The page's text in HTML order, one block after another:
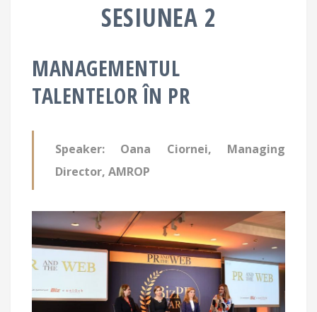
SESIUNEA 2
MANAGEMENTUL
TALENTELOR ÎN PR
Speaker: Oana Ciornei, Managing
Director, AMROP